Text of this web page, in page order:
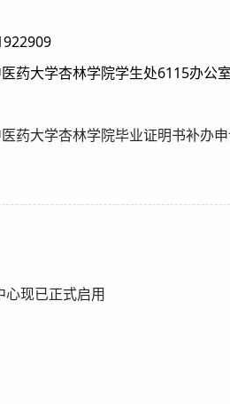
药大学杏林学院学生处6115办公
药大学杏林学院毕业证明书补办
心现已正式启用